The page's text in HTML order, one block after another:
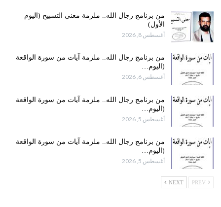
من برنامج رجال الله.. ملزمة معنى التسبيح (اليوم
الأول)
أغسطس 8, 2026
من برنامج رجال الله.. ملزمة آيات من سورة الواقعة
(اليوم…
أغسطس 6, 2026
من برنامج رجال الله.. ملزمة آيات من سورة الواقعة
(اليوم…
أغسطس 5, 2026
من برنامج رجال الله.. ملزمة آيات من سورة الواقعة
(اليوم…
أغسطس 5, 2026
NEXT